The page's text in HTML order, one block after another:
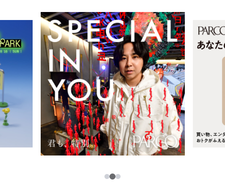
レストラン・カフェ
TAX FREE
PARCOメンバーズ
ภาษาไทย
日本語
12